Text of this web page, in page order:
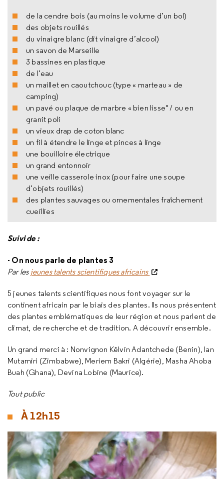
de la cendre bois (au moins le volume d’un bol)
des objets rouillés
du vinaigre blanc (dit vinaigre d’alcool)
un savon de Marseille
3 bassines en plastique
de l’eau
un maillet en caoutchouc (type « marteau » de
camping)
un pavé ou plaque de marbre « bien lisse" / ou en
granit poli
un vieux drap de coton blanc
un fil à étendre le linge et pinces à linge
une bouilloire électrique
un grand entonnoir
une veille casserole inox (pour faire une soupe
d’objets rouillés)
des plantes sauvages ou ornementales fraîchement
cueillies
Suivi de :
- On nous parle de plantes 3
Par les jeunes talents scientifiques africains
5 jeunes talents scientifiques nous font voyager sur le
continent africain par le biais des plantes. Ils nous présentent
des plantes emblématiques de leur région et nous parlent de
climat, de recherche et de tradition. A découvrir ensemble.
Un grand merci à : Nonvignon Kêlvin Adantchede (Benin), Ian
Mutamiri (Zimbabwe), Meriem Bakri (Algérie), Masha Ahoba
Buah (Ghana), Devina Lobine (Maurice).
Tout public
À 12h15